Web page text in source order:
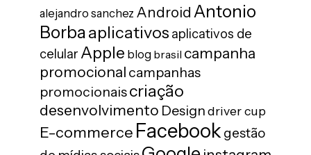
alejandro sanchez Android Antonio
Borbaaplicativos aplicativos de
celular Apple blog brasil campanha
promocional campanhas
promocionaiscriação
desenvolvimento Designdriver cup
E-commerce Facebookgestão